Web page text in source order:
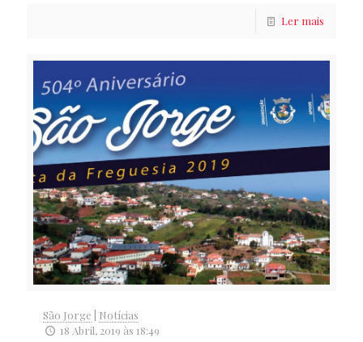
Ler mais
São Jorge
Notícias
18 Abril, 2019 às 18:49